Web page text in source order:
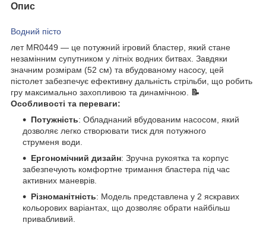
Опис
Водний пісто
лет MR0449 — це потужний ігровий бластер, який стане
незамінним супутником у літніх водних битвах. Завдяки
значним розмірам (52 см) та вбудованому насосу, цей
пістолет забезпечує ефективну дальність стрільби, що робить
гру максимально захопливою та динамічною.
📝
Особливості та переваги:
Потужність: Обладнаний вбудованим насосом, який
дозволяє легко створювати тиск для потужного
струменя води.
Ергономічний дизайн: Зручна рукоятка та корпус
забезпечують комфортне тримання бластера під час
активних маневрів.
Різноманітність: Модель представлена у 2 яскравих
кольорових варіантах, що дозволяє обрати найбільш
привабливий.